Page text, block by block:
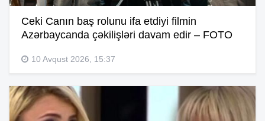
Ceki Canın baş rolunu ifa etdiyi filmin
Azərbaycanda çəkilişləri davam edir – FOTO
10 Avqust 2026, 15:37